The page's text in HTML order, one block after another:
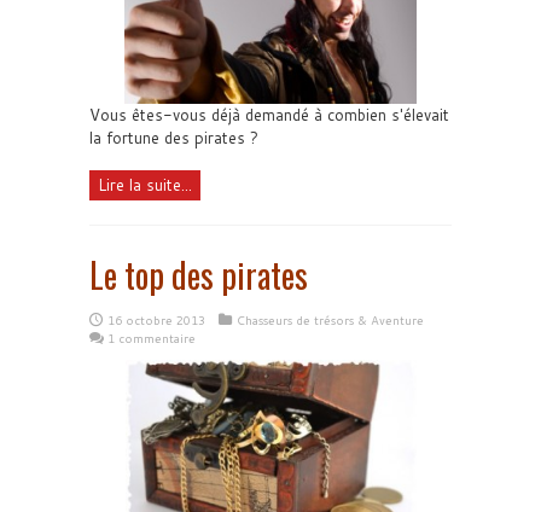
Vous êtes-vous déjà demandé à combien s'élevait
la fortune des pirates ?
Lire la suite...
Le top des pirates
16 octobre 2013
Chasseurs de trésors & Aventure
1 commentaire